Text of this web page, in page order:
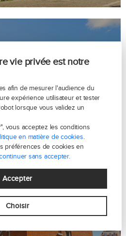
vie privée est notre
afin de mesurer l'audience du
expérience utilisateur et tester
lorsque vous validez un
vous acceptez les conditions
en matière de cookies.
préférences de cookies en
sans accepter.
Accepter
Choisir
- Paris 16